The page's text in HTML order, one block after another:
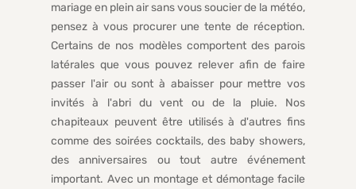
mariage en plein air sans vous soucier de la météo,
pensez à vous procurer une tente de réception.
Certains de nos modèles comportent des parois
latérales que vous pouvez relever afin de faire
passer l'air ou sont à abaisser pour mettre vos
invités à l'abri du vent ou de la pluie. Nos
chapiteaux peuvent être utilisés à d'autres fins
comme des soirées cocktails, des baby showers,
des anniversaires ou tout autre événement
important. Avec un montage et démontage facile